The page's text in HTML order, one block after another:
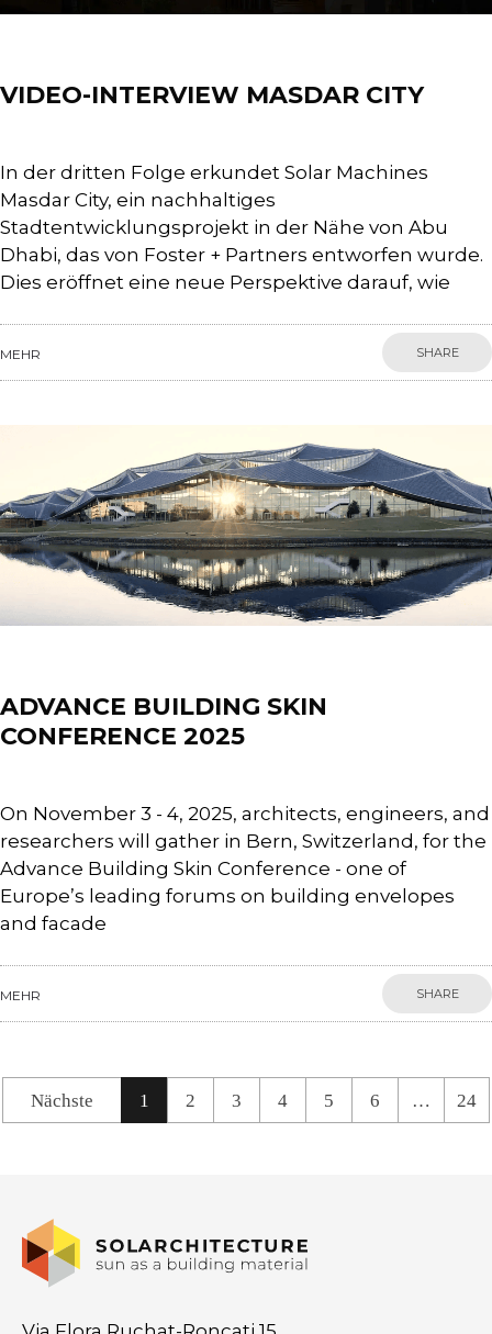
VIDEO-INTERVIEW MASDAR CITY
In der dritten Folge erkundet Solar Machines
Masdar City, ein nachhaltiges
Stadtentwicklungsprojekt in der Nähe von Abu
Dhabi, das von Foster + Partners entworfen wurde.
Dies eröffnet eine neue Perspektive darauf, wie
MEHR SHARE
ADVANCE BUILDING SKIN
CONFERENCE 2025
On November 3 - 4, 2025, architects, engineers, and
researchers will gather in Bern, Switzerland, for the
Advance Building Skin Conference - one of
Europe’s leading forums on building envelopes
and facade
MEHR SHARE
Nächste 1 2 3 4 5 6 … 24